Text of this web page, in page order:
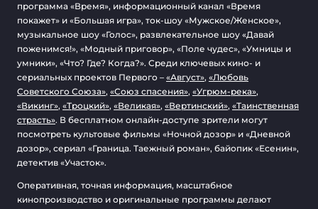
программа «Время», информационный канал «Время
покажет» и «Большая игра», ток-шоу «Мужское/Женское»,
музыкальное шоу «Голос», развлекательное шоу «Давай
поженимся!», «Модный приговор», «Поле чудес», «Умницы и
умники», «Что? Где? Когда?». Среди ключевых кино- и
сериальных проектов Первого – «Август», «Любовь
Советского Союза», «Союз спасения», «Угрюм-река»,
«Викинг», «Троцкий», «Великая», «Вертинский», «Таинственная
страсть». В бесплатном онлайн-доступе зрители могут
посмотреть культовые фильмы «Ночной дозор» и «Дневной
дозор», сериал «Граница. Таежный роман», байопик «Есенин»,
детектив «Участок».
Оперативная, точная информация, масштабное
кинопроизводство и оригинальные программы делают